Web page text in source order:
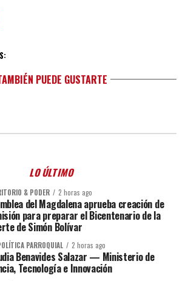
PUEDE GUSTARTE
LO ÚLTIMO
& PODER 2 horas ago
del Magdalena aprueba creación de
para preparar el Bicentenario de la
de Simón Bolívar
PARROQUIAL 2 horas ago
Benavides Salazar — Ministerio de
Tecnología e Innovación